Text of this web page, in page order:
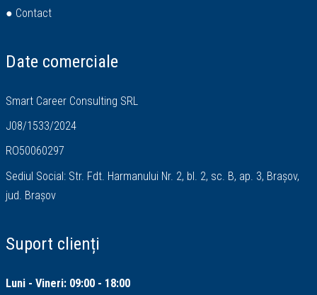
● Contact
Date comerciale
Smart Career Consulting SRL
J08/1533/2024
RO50060297
Sediul Social: Str. Fdt. Harmanului Nr. 2, bl. 2, sc. B, ap. 3, Brașov,
jud. Brașov
Suport clienți
Luni - Vineri: 09:00 - 18:00